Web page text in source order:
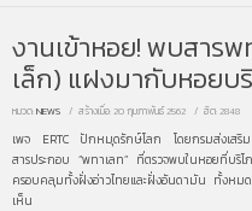
งานเข้าหอย! พบสาร
เล็ก) แฝงมากับหอยบ
หมวด:NEWS สร้างเมื่อ: 20 กุมภาพันธ์ 2562 ฮิต: 2848
เพจ ERTC ปักหมุดรักษ์โลก โดยกรมส่งเสริ
สารประกอบ “พทาเลท” ที่ตรวจพบในหอยที่บริโ
ครอบคลุมทั้งฝั่งอ่าวไทยและฝั่งอันดามัน ทั้งหมด
เห็น